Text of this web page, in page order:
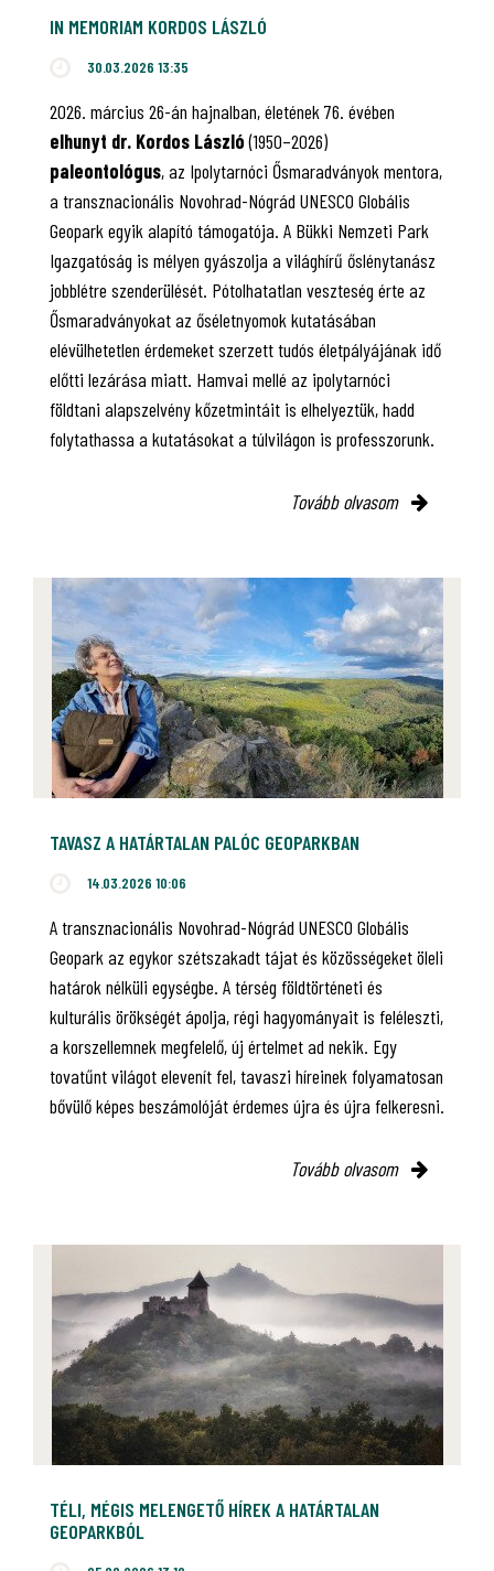
IN MEMORIAM KORDOS LÁSZLÓ
30.03.2026 13:35
2026. március 26-án hajnalban, életének 76. évében
elhunyt dr. Kordos László(1950–2026)
paleontológus, az Ipolytarnóci Ősmaradványok mentora,
a transznacionális Novohrad-Nógrád UNESCO Globális
Geopark egyik alapító támogatója. A Bükki Nemzeti Park
Igazgatóság is mélyen gyászolja a világhírű őslénytanász
jobblétre szenderülését. Pótolhatatlan veszteség érte az
Ősmaradványokat az őséletnyomok kutatásában
elévülhetetlen érdemeket szerzett tudós életpályájának idő
előtti lezárása miatt. Hamvai mellé az ipolytarnóci
földtani alapszelvény kőzetmintáit is elhelyeztük, hadd
folytathassa a kutatásokat a túlvilágon is professzorunk.
Tovább olvasom
TAVASZ A HATÁRTALAN PALÓC GEOPARKBAN
14.03.2026 10:06
A transznacionális Novohrad-Nógrád UNESCO Globális
Geopark az egykor szétszakadt tájat és közösségeket öleli
határok nélküli egységbe. A térség földtörténeti és
kulturális örökségét ápolja, régi hagyományait is feléleszti,
a korszellemnek megfelelő, új értelmet ad nekik. Egy
tovatűnt világot elevenít fel, tavaszi híreinek folyamatosan
bővülő képes beszámolóját érdemes újra és újra felkeresni.
Tovább olvasom
TÉLI, MÉGIS MELENGETŐ HÍREK A HATÁRTALAN
GEOPARKBÓL